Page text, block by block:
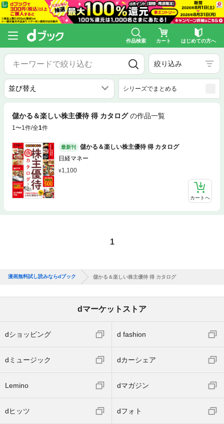
作品検索 カート はじめての方へ
絞り込み
シリーズでまとめる
儲かる＆楽しい株主優待 得 カタログ の作品一覧
1〜1件/全1件
最新刊
儲かる＆楽しい株主優待 得 カタログ
日経マネー
1,100
カートへ
1
漫画無料試し読みならdブック 儲かる＆楽しい株主優待 得 カタログ
dマーケットストア
dショッピング d fashion
dミュージック dカーシェア
Lemino dマガジン
dヒッツ dフォト